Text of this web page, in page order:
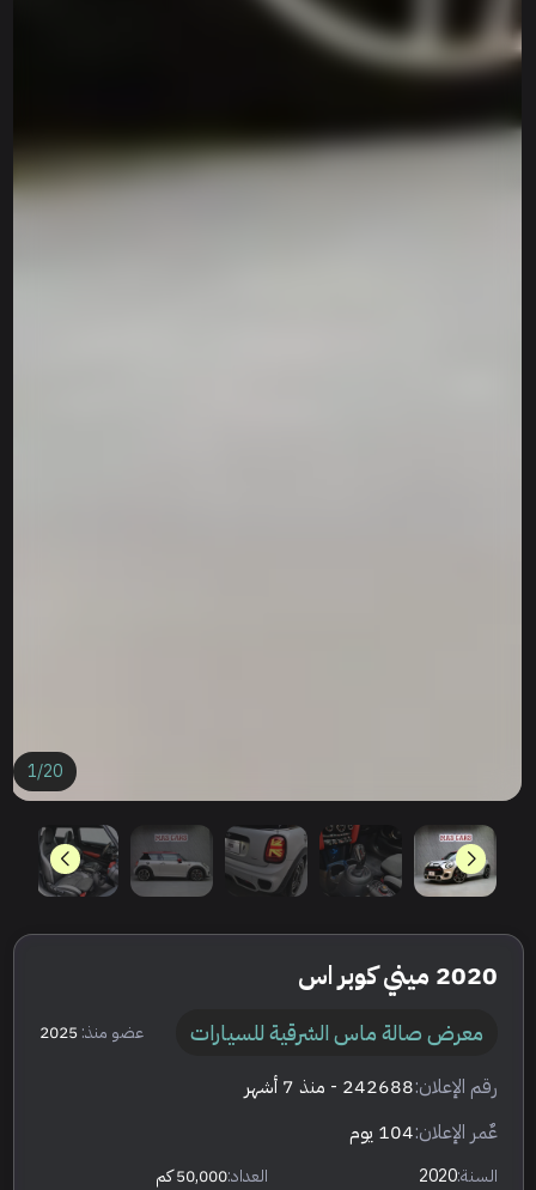
1/20
2020 ميني كوبر اس
معرض صالة ماس الشرقية للسيارات عضو منذ:2025
رقم الإعلان:242688 - منذ 7 أشهر
عٌمر الإعلان:104 يوم
السنة:2020 العداد:50,000 كم